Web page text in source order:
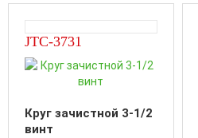
JTC-3731
Круг зачистной 3-1/2
винт